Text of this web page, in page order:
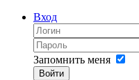
Вход
Запомнить меня
Войти